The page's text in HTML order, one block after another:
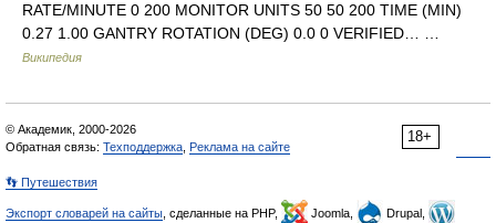
RATE/MINUTE 0 200 MONITOR UNITS 50 50 200 TIME (MIN)
0.27 1.00 GANTRY ROTATION (DEG) 0.0 0 VERIFIED… …
Википедия
18+
© Академик, 2000-2026
Обратная связь: Техподдержка Реклама на сайте
👣 Путешествия
Экспорт словарей на сайты , сделанные на PHP, Joomla,
Drupal,